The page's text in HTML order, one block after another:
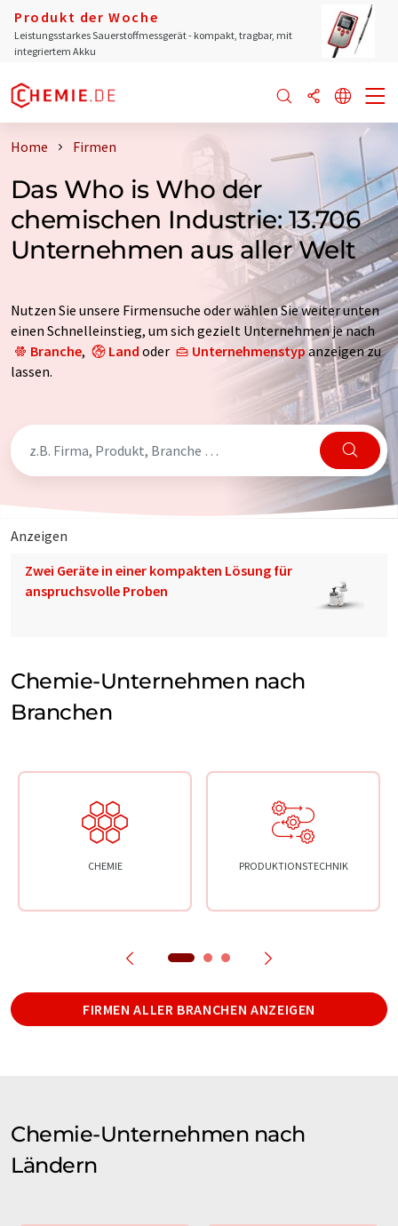
Produkt der Woche
Leistungsstarkes Sauerstoffmessgerät - kompakt, tragbar, mit
integriertem Akku
Home Firmen
Das Who is Who der
chemischen Industrie: 13.706
Unternehmen aus aller Welt
Nutzen Sie unsere Firmensuche oder wählen Sie weiter unten
einen Schnelleinstieg, um sich gezielt Unternehmen je nach
Branche, Land oder Unternehmenstypanzeigen zu
lassen.
Anzeigen
Zwei Geräte in einer kompakten Lösung für
anspruchsvolle Proben
Chemie-Unternehmen nach
Branchen
CHEMIE PRODUKTIONSTECHNIK
FIRMEN ALLER BRANCHEN ANZEIGEN
Chemie-Unternehmen nach
Ländern